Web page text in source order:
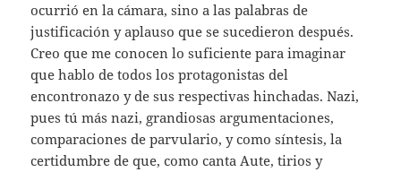
ocurrió en la cámara, sino a las palabras de
justificación y aplauso que se sucedieron después.
Creo que me conocen lo suficiente para imaginar
que hablo de todos los protagonistas del
encontronazo y de sus respectivas hinchadas. Nazi,
pues tú más nazi, grandiosas argumentaciones,
comparaciones de parvulario, y como síntesis, la
certidumbre de que, como canta Aute, tirios y